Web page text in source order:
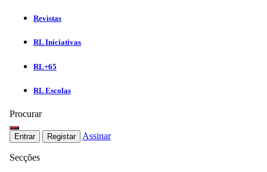
Revistas
RL Iniciativas
RL+65
RL Escolas
Procurar
Entrar Registar Assinar
Secções